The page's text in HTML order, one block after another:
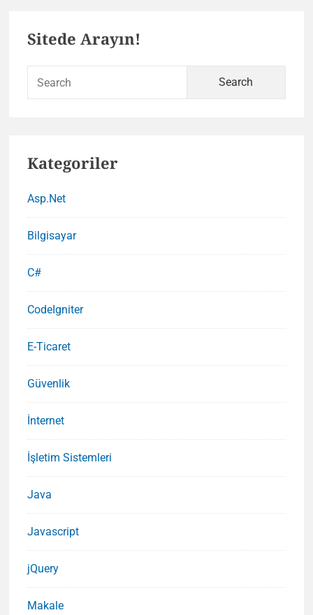
İndir
Sitede Arayın!
Kategoriler
Asp.Net
Bilgisayar
C#
CodeIgniter
E-Ticaret
Güvenlik
İnternet
İşletim Sistemleri
Java
Javascript
jQuery
Makale